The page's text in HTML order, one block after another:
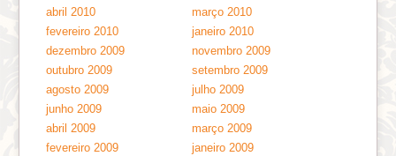
abril 2010
março 2010
fevereiro 2010
janeiro 2010
dezembro 2009
novembro 2009
outubro 2009
setembro 2009
agosto 2009
julho 2009
junho 2009
maio 2009
abril 2009
março 2009
fevereiro 2009
janeiro 2009